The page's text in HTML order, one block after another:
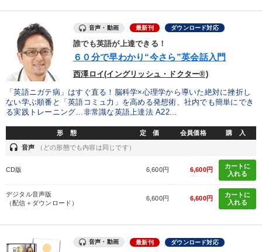
タグから探す
すべての音声・動画（全2077タイトル）からお探しいただけます
タグ・キーワード
FCビジネス 企業文化 対談・座談会
運勢・先見 コミュニケーション 政治家
コロナ禍対策 会社数字を学ぶ
ビジネスモデル
多角化・新規事業 成功哲学 通信販売 後継者
音声・動画 最新刊 ダウンロード対応
誰でも英語が上達できる！
６０分で早わかり“今さら”英会話入門
西澤ロイ(イングリッシュ・ドクター®)
「英語ニガテ病」はすぐ直る！脳科学×心理学から導いた絶対に挫折し
ない学ぶ順番と「英語コミュ力」を高める発想術、社内でも簡単にでき
る実践トレーニング…非常識な英語上達法 A22...
形 態 定 価 会員価格 購 入
headset 音声 （どの形態でも内容は同じです）
CD版 6,600円 6,600円
カートに
入れる
デジタル音声版
（配信＋ダウンロード）
6,600円 6,600円
カートに
入れる
音声・動画 最新刊 ダウンロード対応